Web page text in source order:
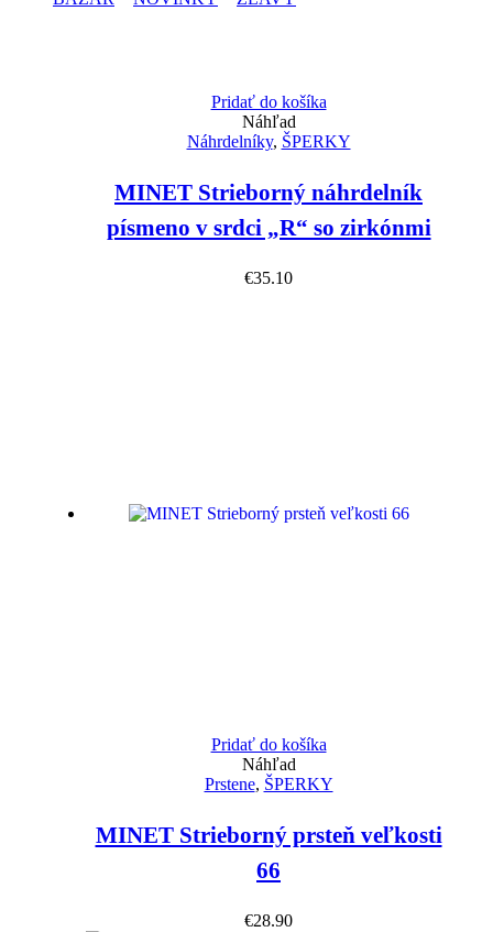
Pridať do košíka
Náhľad
Náhrdelníky, ŠPERKY
MINET Strieborný náhrdelník
písmeno v srdci „R“ so zirkónmi
€35.10
Pridať do košíka
Náhľad
Prstene, ŠPERKY
MINET Strieborný prsteň veľkosti
66
€28.90